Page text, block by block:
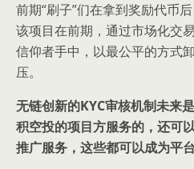
前期“刷子”们在拿到奖励代币
该项目在前期，通过市场化交
信仰者手中，以最公平的方式
压。
无链创新的KYC审核机制未来
积空投的项目方服务的，还可
推广服务，这些都可以成为平台